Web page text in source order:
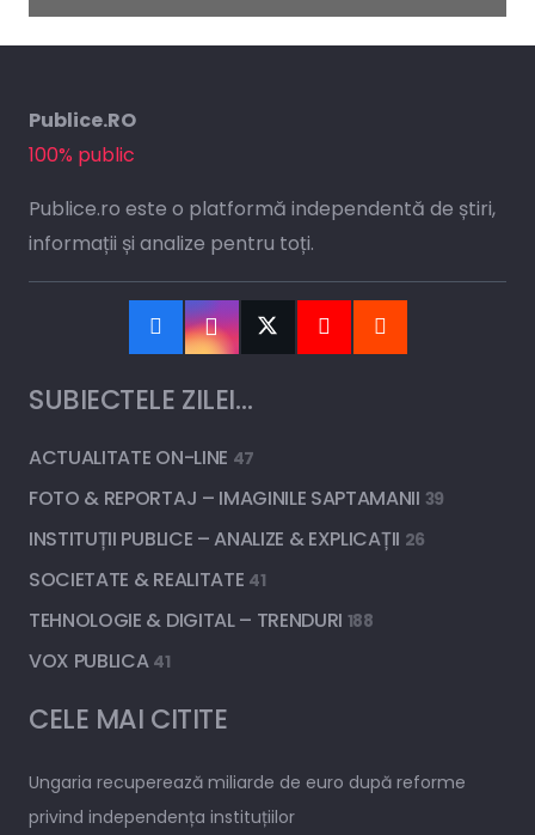
Publice.RO
100% public
Publice.ro este o platformă independentă de știri,
informații și analize pentru toți.
SUBIECTELE ZILEI…
ACTUALITATE ON-LINE 47
FOTO & REPORTAJ – IMAGINILE SAPTAMANII 39
INSTITUȚII PUBLICE – ANALIZE & EXPLICAȚII 26
SOCIETATE & REALITATE 41
TEHNOLOGIE & DIGITAL – TRENDURI 188
VOX PUBLICA 41
CELE MAI CITITE
Ungaria recuperează miliarde de euro după reforme
privind independența instituțiilor